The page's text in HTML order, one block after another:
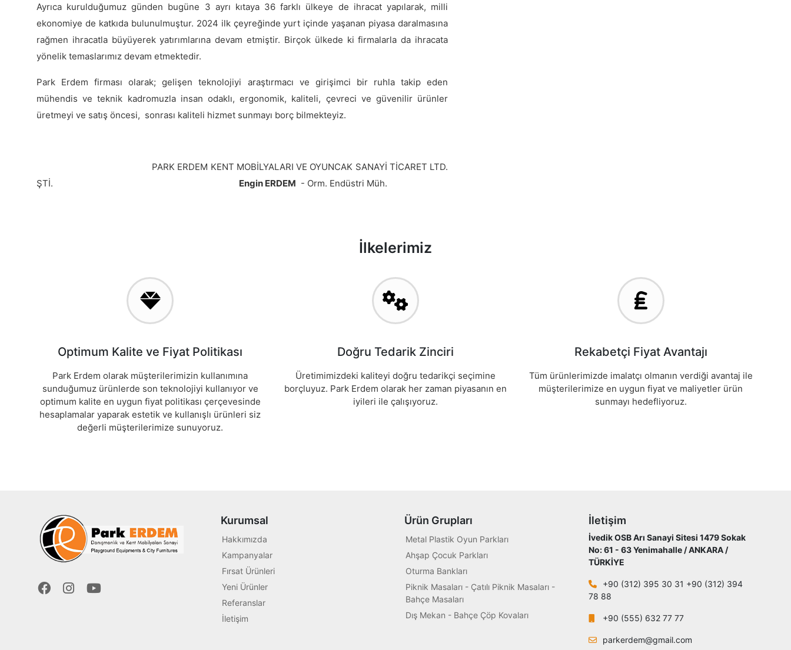
Ayrıca kurulduğumuz günden bugüne 3 ayrı kıtaya 36 farklı ülkeye de ihracat yapılarak, milli
ekonomiye de katkıda bulunulmuştur. 2024 ilk çeyreğinde yurt içinde yaşanan piyasa daralmasına
rağmen ihracatla büyüyerek yatırımlarına devam etmiştir. Birçok ülkede ki firmalarla da ihracata
yönelik temaslarımız devam etmektedir.
Park Erdem firması olarak; gelişen teknolojiyi araştırmacı ve girişimci bir ruhla takip eden
mühendis ve teknik kadromuzla insan odaklı, ergonomik, kaliteli, çevreci ve güvenilir ürünler
üretmeyi ve satış öncesi, sonrası kaliteli hizmet sunmayı borç bilmekteyiz.
PARK ERDEM KENT MOBİLYALARI VE OYUNCAK SANAYİ TİCARET LTD.
ŞTİ. Engin ERDEM - Orm. Endüstri Müh.
İlkelerimiz
Optimum Kalite ve Fiyat Politikası
Park Erdem olarak müşterilerimizin kullanımına
sunduğumuz ürünlerde son teknolojiyi kullanıyor ve
optimum kalite en uygun fiyat politikası çerçevesinde
hesaplamalar yaparak estetik ve kullanışlı ürünleri siz
değerli müşterilerimize sunuyoruz.
Doğru Tedarik Zinciri
Üretimimizdeki kaliteyi doğru tedarikçi seçimine
borçluyuz. Park Erdem olarak her zaman piyasanın en
iyileri ile çalışıyoruz.
Rekabetçi Fiyat Avantajı
Tüm ürünlerimizde imalatçı olmanın verdiği avantaj ile
müşterilerimize en uygun fiyat ve maliyetler ürün
sunmayı hedefliyoruz.
Kurumsal
Hakkımızda
Kampanyalar
Fırsat Ürünleri
Yeni Ürünler
Referanslar
İletişim
Ürün Grupları
Metal Plastik Oyun Parkları
Ahşap Çocuk Parkları
Oturma Bankları
Piknik Masaları - Çatılı Piknik Masaları -
Bahçe Masaları
Dış Mekan - Bahçe Çöp Kovaları
İletişim
İvedik OSB Arı Sanayi Sitesi 1479 Sokak
No: 61 - 63 Yenimahalle / ANKARA /
TÜRKİYE
+90 (312) 395 30 31 +90 (312) 394
78 88
+90 (555) 632 77 77
parkerdem@gmail.com